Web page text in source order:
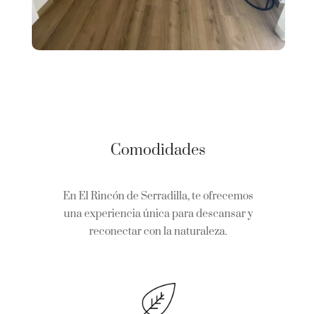
Comodidades
En El Rincón de Serradilla, te ofrecemos
una experiencia única para descansar y
reconectar con la naturaleza.